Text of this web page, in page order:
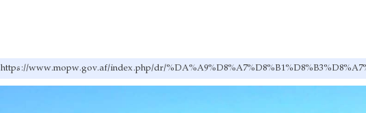
https://www.mopw.gov.af/index.php/dr/